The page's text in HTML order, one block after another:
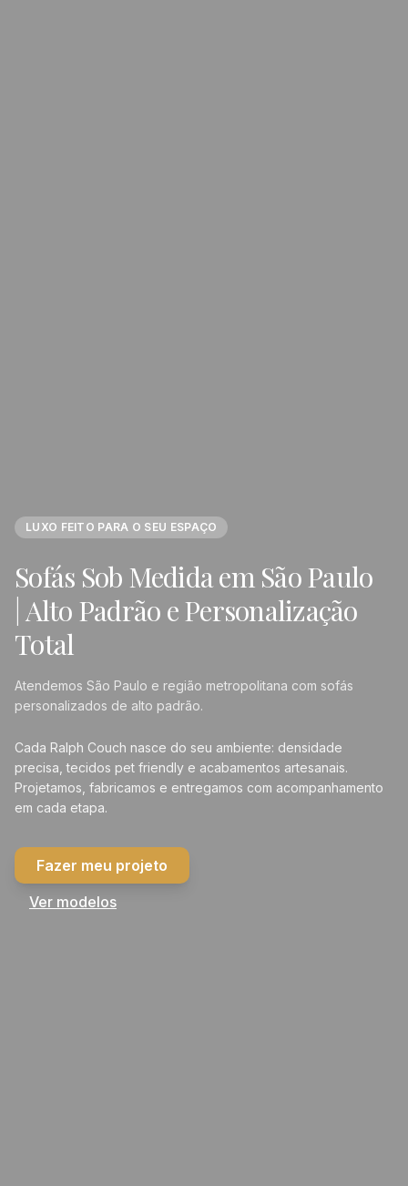
LUXO FEITO PARA O SEU ESPAÇO
Sofás Sob Medida em São Paulo
| Alto Padrão e Personalização
Total
Atendemos São Paulo e região metropolitana com sofás
personalizados de alto padrão.
Cada Ralph Couch nasce do seu ambiente: densidade
precisa, tecidos pet friendly e acabamentos artesanais.
Projetamos, fabricamos e entregamos com acompanhamento
em cada etapa.
Fazer meu projeto
Ver modelos